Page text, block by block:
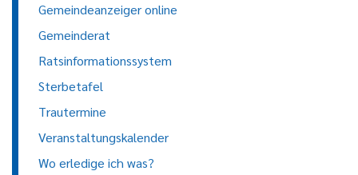
Gemeindeanzeiger online
Gemeinderat
Ratsinformationssystem
Sterbetafel
Trautermine
Veranstaltungskalender
Wo erledige ich was?